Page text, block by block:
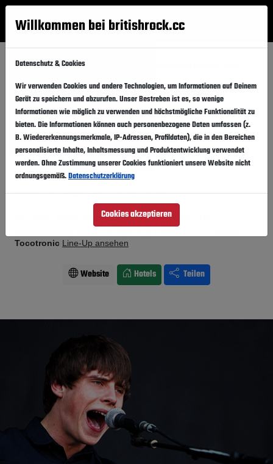
Menü
Startseite Festivals
Frequency Festival 2002 Folgen
Österreich, St. Pölten, VAZ Gelände
Freitag,14.06.2002-Samstag, 15.06.2002
Vergangener Event
Für Fans von: Alternative . Indie . Rock
Die Ärzte, Sonic Youth, Sportfreunde Stiller, The
Tocotronic Line-Up ansehen
Website Hotels Teilen
Willkommen bei britishrock.cc
Datenschutz & Cookies
Wir verwenden Cookies und andere Technologien, um Informationen auf Deinem
Gerät zu speichern und abzurufen. Unser Bestreben ist es, so wenige
Informationen wie möglich zu verwenden und höchstmögliche Funktionalität zu
bieten. Die Informationen können auch personenbezogene Daten umfassen (z.
B. Wiedererkennungsmerkmale, IP-Adressen, Profildaten), die in den Bereichen
personalisierte Inhalte, Inhaltsmessung und Produktentwicklung verwendet
werden. Ohne Zustimmung unserer Cookies funktioniert unsere Website nicht
ordnungsgemäß.Datenschutzerklärung
Cookies akzeptieren